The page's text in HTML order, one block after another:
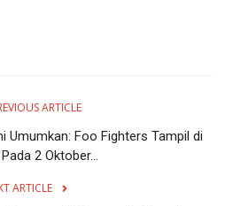
ARTICLE
Umumkan: Foo Fighters Tampil di
2 Oktober...
ARTICLE